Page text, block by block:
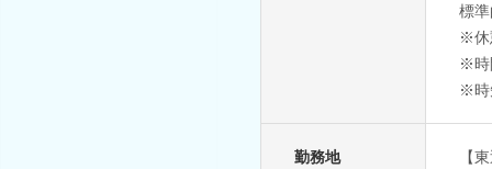
標
※休
※時
※時
勤務地
【